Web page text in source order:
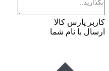
کاربر پارس کالا
ارسال با نام شما